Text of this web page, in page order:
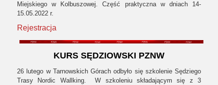
Miejskiego w Kolbuszowej. Część praktyczna w dniach 14-
15.05.2022 r.
Rejestracja
KURS SĘDZIOWSKI PZNW
26 lutego w Tarnowskich Górach odbyło się szkolenie Sędziego
Trasy Nordic Wallking. W szkoleniu składającym się z 3